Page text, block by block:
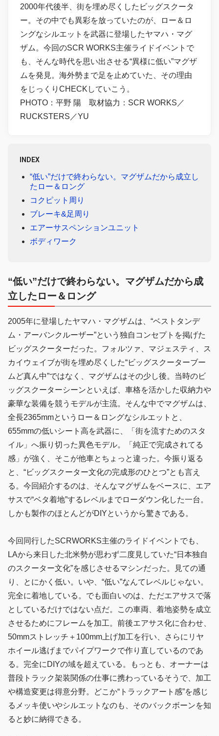
2000年代後半、街を埋め尽くしたビッグスクータ
ー。その中でも異彩を放っていたのが、ロー＆ロ
ングなシルエットを武器に登場したヤマハ・マグ
ザム。今回のSCR WORKS主催ライドイベントで
も、そんな時代を思い出させる“異様に低い”マグザ
ムを発見。海外勢まで足を止めていた、その理由
をじっくりCHECKしていこう。
PHOTO：平野 陽 取材協力：SCR WORKS／
RUCKSTERS／YU
INDEX
“低い”だけで終わらない。マグザムだから成立し
たロー＆ロング
コクピット周り
ブレーキ&足周り
エアーサスペンションユニット
ボディワーク
“低い”だけで終わらない。マグザムだから成
立したロー＆ロング
2005年に登場したヤマハ・マグザムは、“ベストタンデ
ム・アーバンクルーザー”という独自コンセプトを掲げた
ビッグスクーターだった。フォルツァ、マジェスティ、ス
カイウェイブが街を埋め尽くした“ビッグスクーターブー
ムど真ん中”ではなく、マグザムはその少し後。当時のビ
ッグスクーターシーンといえば、車格を活かした収納力や
豪華な装備を競うモデルが主流。そんな中でマグザムは、
全長2365mmというロー＆ロングなシルエットと、
655mmの低いシート高を武器に、「街を流すためのスタ
イル」へ振り切った異色モデル。「純正で完成されてる
感」が強く、そこが他車とちょっと違った。今振り返る
と、“ビッグスクーター文化の完成形のひとつ”とも言え
る。今回紹介するのは、そんなマグザムをベースに、エア
サスで“ベタ着地”するレベルまでローダウン化した一台。
しかも製作のほとんどがDIYというから驚きである。
今回同行したSCRWORKS主催のライドイベントでも、
LAから来日した北米勢が思わず二度見していた“日本独自
のスクーター文化”を感じさせるマシンだった。見ての通
り、とにかく低い。いや、“低い”なんてレベルじゃない。
完全に着地している。でも面白いのは、ただエアサスで落
としているだけではない点だ。この車両、着地姿勢を成立
させるためにフレームを加工。前後エアサス化に合わせ、
50mmストレッチ＋100mm上げ加工を行い、さらにリヤ
ホイール逃げまでパイプワークで作り直しているのであ
る。完全にDIYの域を超えている。もっとも、オーナーは
普段トラック架装関係の仕事に携わっているそうで、加工
や構造変更は得意分野。どこか“トラックアート感”を感じ
るメッキ使いやシルエットなのも、そのバックボーンを知
ると妙に納得できる。